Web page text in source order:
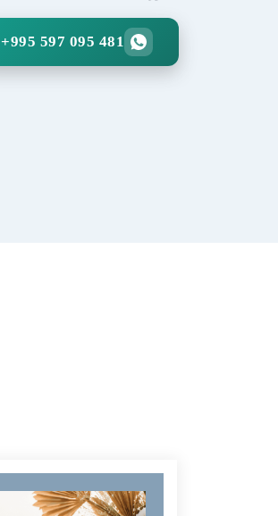
+995 597 095 481